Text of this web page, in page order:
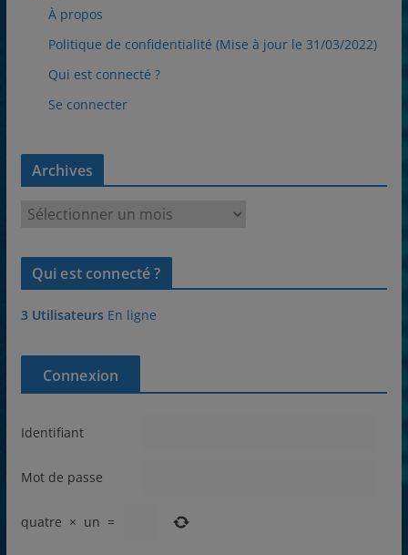
À propos
Politique de confidentialité (Mise à jour le 31/03/2022)
Qui est connecté ?
Se connecter
Archives
c
v
Qui est connecté ?
3 Utilisateurs En ligne
Connexion
Identifiant
Mot de passe
quatre × un =